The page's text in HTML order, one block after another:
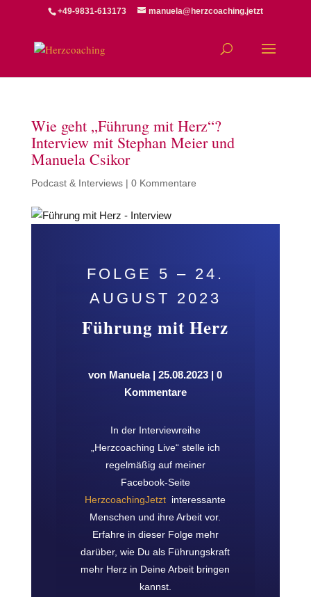
+49-9831-613173 manuela@herzcoaching.jetzt
Wie geht „Führung mit Herz“?
Interview mit Stephan Meier und
Manuela Csikor
Podcast & Interviews| 0 Kommentare
FOLGE 5 – 24.
AUGUST 2023
Führung mit Herz
von Manuela|25.08.2023 |0
Kommentare
In der Interviewreihe
„Herzcoaching Live“ stelle ich
regelmäßig auf meiner
Facebook-Seite
HerzcoachingJetzt interessante
Menschen und ihre Arbeit vor.
Erfahre in dieser Folge mehr
darüber, wie Du als Führungskraft
mehr Herz in Deine Arbeit bringen
kannst.